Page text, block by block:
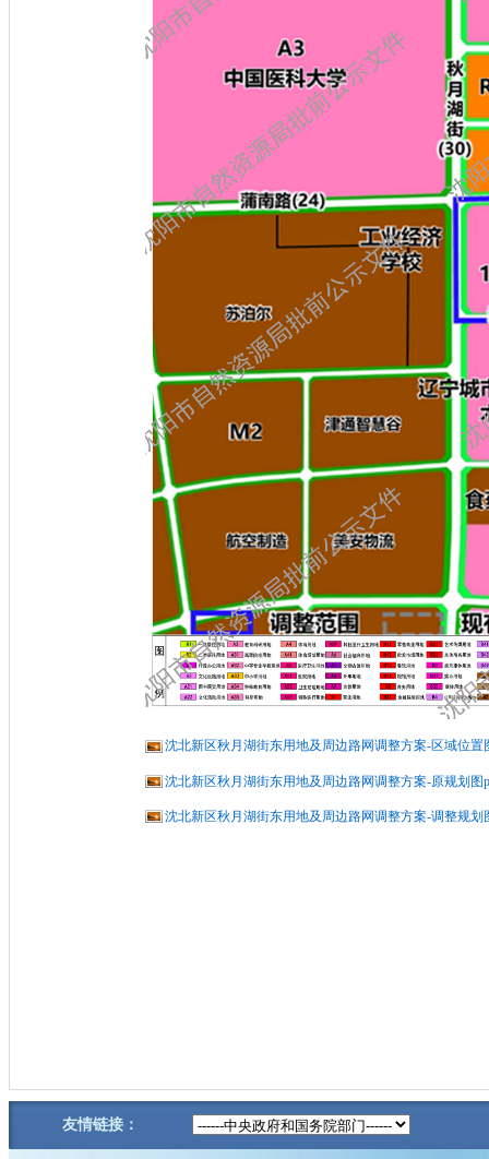
沈北新区秋月湖街东用地及周边路网调整方案-区域位置
沈北新区秋月湖街东用地及周边路网调整方案-原规划图
沈北新区秋月湖街东用地及周边路网调整方案-调整规划
友情链接：